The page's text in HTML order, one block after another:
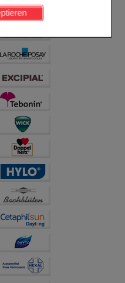
zu gestalten,
des
bevorzugte
ermöglichen es uns
Inhalte
zu
lassen sich
Weise der Nutzung
deren Hilfe wir unsere
können, den Inhalt
die Werbung auf
für Sie zu gestalten.
hierfür teilweise an